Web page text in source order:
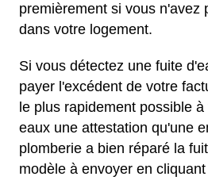
premièrement si vous n'avez
dans votre logement.
Si vous détectez une fuite
payer l'excédent de votre
le plus rapidement possible
eaux une attestation qu'une
plomberie a bien réparé la
modèle à envoyer en cliquant